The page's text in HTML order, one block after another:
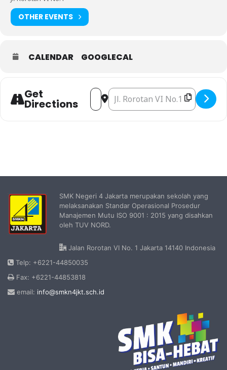
OTHER EVENTS
CALENDAR GOOGLECAL
Get
Directions
Address - Upacara Hari Otonomi Daerah
Destination Address - Upacara
SMK Negeri 4 Jakarta merupakan sekolah yang
melaksanakan Standar Operasional Prosedur
Manajemen Mutu ISO 9001 : 2015 yang disahkan
oleh TUV NORD.
Jalan Rorotan VI No. 1 Jakarta 14140 Indonesia
Telp: +6221-44850035
Fax: +6221-44853818
email: info@smkn4jkt.sch.id